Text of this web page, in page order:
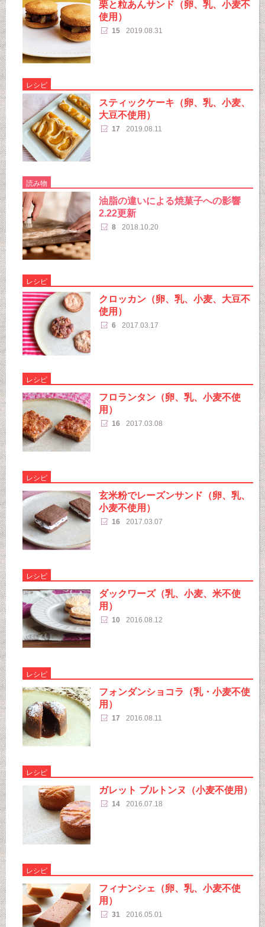
栗と粒あんサンド（卵、乳、小麦不
使用）
15 2019.08.31
レシピ
スティックケーキ（卵、乳、小麦、
大豆不使用）
17 2019.08.11
読み物
油脂の違いによる焼菓子への影響
2.22更新
8 2018.10.20
レシピ
クロッカン（卵、乳、小麦、大豆不
使用）
6 2017.03.17
レシピ
フロランタン（卵、乳、小麦不使
用）
16 2017.03.08
レシピ
玄米粉でレーズンサンド（卵、乳、
小麦不使用）
16 2017.03.07
レシピ
ダックワーズ（乳、小麦、米不使
用）
10 2016.08.12
レシピ
フォンダンショコラ（乳・小麦不使
用）
17 2016.08.11
レシピ
ガレット ブルトンヌ（小麦不使用）
14 2016.07.18
レシピ
フィナンシェ（卵、乳、小麦不使
用）
31 2016.05.01